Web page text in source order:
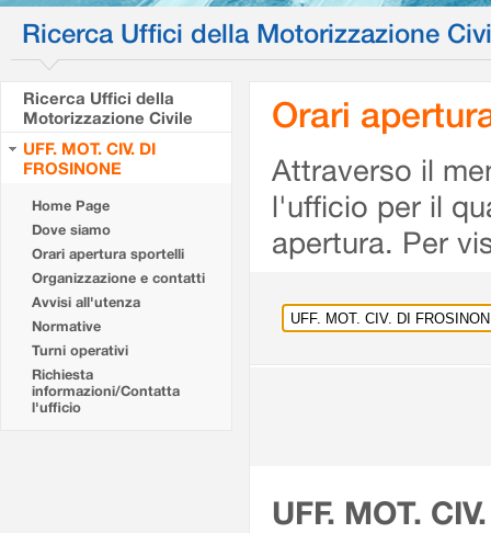
Ricerca Uffici della Motorizzazione
Ricerca Uffici della
Motorizzazione Civile
UFF. MOT. CIV. DI
FROSINONE
Home Page
Dove siamo
Orari apertura sportelli
Organizzazione e contatti
Avvisi all'utenza
Normative
Turni operativi
Richiesta
informazioni/Contatta
l'ufficio
Orari
Attraverso il
l'ufficio per il
apertura. Per
UFF. MOT.